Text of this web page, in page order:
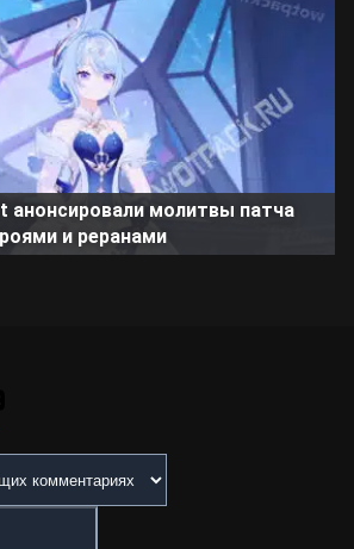
анонсировали молитвы патча
и реранами